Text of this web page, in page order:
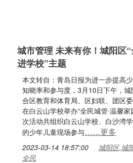
城市管理 未来有你！城阳区
进学校”主题
本文转自：青岛日报为进一步提高
知晓率和参与度，3月10日下午，
合区教育和体育局、区妇联、团区
在白云山学校举办“全民城管·温馨
次活动共组织白云山学校、白沙湾
的少年儿童现场参与……更多
2023-03-14 18:57:00
城阳区,城
全民